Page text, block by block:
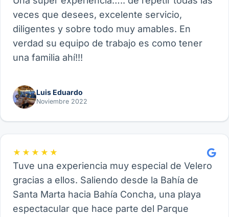
veces que desees, excelente servicio,
diligentes y sobre todo muy amables. En
verdad su equipo de trabajo es como tener
una familia ahí!!!
Luis Eduardo
Noviembre 2022
★★★★★
Tuve una experiencia muy especial de Velero
gracias a ellos. Saliendo desde la Bahía de
Santa Marta hacia Bahía Concha, una playa
espectacular que hace parte del Parque